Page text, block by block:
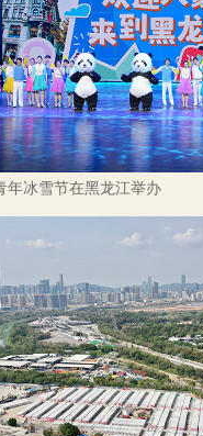
年冰雪节在黑龙江举办